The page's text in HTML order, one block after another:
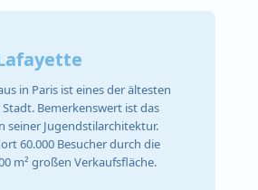
in Paris ist eines der ältesten
Bemerkenswert ist das
seiner Jugendstilarchitektur.
60.000 Besucher durch die
m² großen Verkaufsfläche.